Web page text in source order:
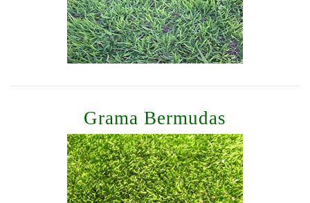
Grama Bermudas